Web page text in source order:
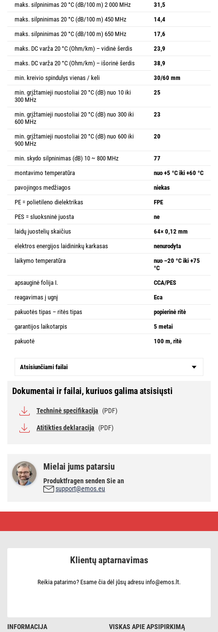
maks. silpninimas 20 °C (dB/100 m) 2 000 MHz
31,5
maks. silpninimas 20 °C (dB/100 m) 450 MHz
14,4
maks. silpninimas 20 °C (dB/100 m) 650 MHz
17,6
maks. DC varža 20 °C (Ohm/km) – vidinė šerdis
23,9
maks. DC varža 20 °C (Ohm/km) – išorinė šerdis
38,9
min. kreivio spindulys vienas / keli
30/60 mm
min. grįžtamieji nuostoliai 20 °C (dB) nuo 10 iki
300 MHz
25
min. grįžtamieji nuostoliai 20 °C (dB) nuo 300 iki
600 MHz
23
min. grįžtamieji nuostoliai 20 °C (dB) nuo 600 iki
900 MHz
20
min. skydo silpninimas (dB) 10 ~ 800 MHz
77
montavimo temperatūra
nuo +5 °C iki +60 °C
pavojingos medžiagos
niekas
PE = polietileno dielektrikas
FPE
PES = sluoksninė juosta
ne
laidų juostelių skaičius
64× 0,12 mm
elektros energijos laidininkų karkasas
nenurodyta
laikymo temperatūra
nuo –20 °C iki +75
°C
apsauginė folija I.
CCA/PES
reagavimas į ugnį
Eca
pakuotės tipas – ritės tipas
popierinė ritė
garantijos laikotarpis
5 metai
pakuotė
100 m, ritė
Atsisiunčiami failai
Dokumentai ir failai, kuriuos galima atsisiųsti
Techninė specifikacija (PDF)
Atitikties deklaracija (PDF)
Mielai jums patarsiu
Produktfragen senden Sie an
support@emos.eu
CB125,
INFORMACIJA VISKAS APIE APSIPIRKIMĄ
Klientų aptarnavimas
Reikia patarimo? Esame čia dėl jūsų adresu info@emos.lt.